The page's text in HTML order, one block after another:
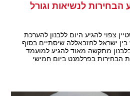
הבחירות לנשיאות וגורל
צפוי להגיע היום ללבנון להערכת
ישראל לחזבאללה שיסתיים בסוף
מתקשה מאוד להגיע למועמד
הבחירות בפרלמנט ביום חמישי